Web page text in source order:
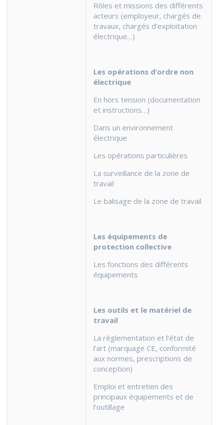
Rôles et missions des différents
acteurs (employeur, chargés de
travaux, chargés d’exploitation
électrique…)
Les opérations d’ordre non
électrique
En hors tension (documentation
et instructions…)
Dans un environnement
électrique
Les opérations particulières
La surveillance de la zone de
travail
Le balisage de la zone de travail
Les équipements de
protection collective
Les fonctions des différents
équipements
Les outils et le matériel de
travail
La réglementation et l’état de
l’art (marquage CE, conformité
aux normes, prescriptions de
conception)
Emploi et entretien des
principaux équipements et de
l’outillage